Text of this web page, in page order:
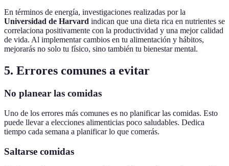
En términos de energía, investigaciones realizadas por la
Universidad de Harvard indican que una dieta rica en nutrientes se
correlaciona positivamente con la productividad y una mejor calidad
de vida. Al implementar cambios en tu alimentación y hábitos,
mejorarás no solo tu físico, sino también tu bienestar mental.
5. Errores comunes a evitar
No planear las comidas
Uno de los errores más comunes es no planificar las comidas. Esto
puede llevar a elecciones alimenticias poco saludables. Dedica
tiempo cada semana a planificar lo que comerás.
Saltarse comidas